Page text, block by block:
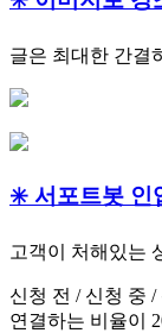
글은 최대한 간결
✳️ 서포트봇 인
고객이 처해있는
신청 전 / 신청 중
연결하는 비율이